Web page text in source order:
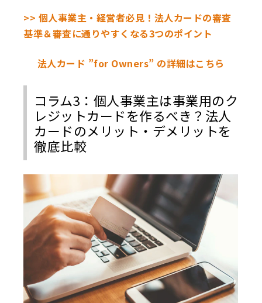
>> 個人事業主・経営者必見！法人カードの審査
基準＆審査に通りやすくなる3つのポイント
法人カード ”for Owners” の詳細はこちら
コラム3：個人事業主は事業用のク
レジットカードを作るべき？法人
カードのメリット・デメリットを
徹底比較